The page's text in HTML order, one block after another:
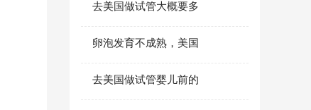
去美国做试管大概要多
卵泡发育不成熟，美国
去美国做试管婴儿前的